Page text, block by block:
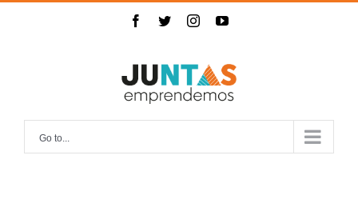
Facebook
TwitterInstagramYouTube
Go to...